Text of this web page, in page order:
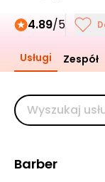
4.89/5
Usługi Zespół
Barber